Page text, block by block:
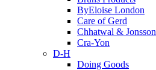
ByEloise London
Care of Gerd
Chhatwal & Jonsson
Cra-Yon
D-H
Doing Goods